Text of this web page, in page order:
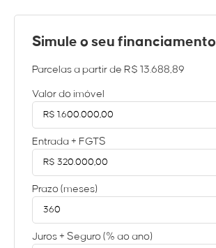
Simule o seu financiamento
Parcelas a partir de R$ 13.688,89
Valor do imóvel
Entrada + FGTS
Prazo (meses)
Juros + Seguro (% ao ano)